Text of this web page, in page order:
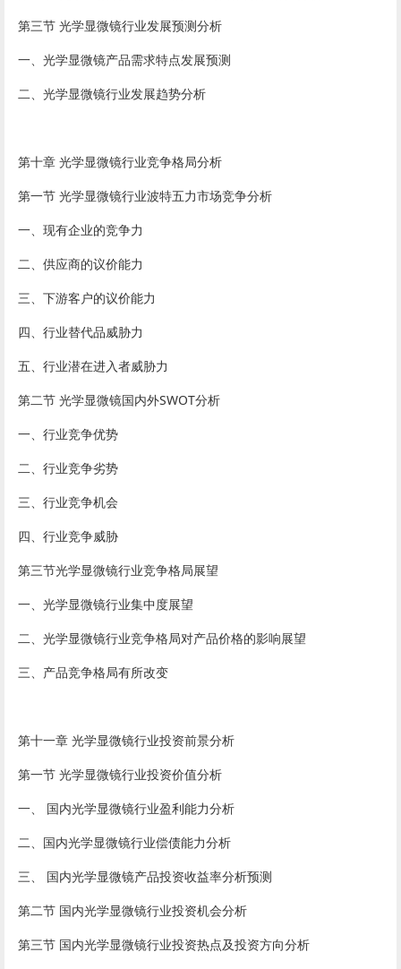
第三节 光学显微镜行业发展预测分析
一、光学显微镜产品需求特点发展预测
二、光学显微镜行业发展趋势分析
第十章 光学显微镜行业竞争格局分析
第一节 光学显微镜行业波特五力市场竞争分析
一、现有企业的竞争力
二、供应商的议价能力
三、下游客户的议价能力
四、行业替代品威胁力
五、行业潜在进入者威胁力
第二节 光学显微镜国内外SWOT分析
一、行业竞争优势
二、行业竞争劣势
三、行业竞争机会
四、行业竞争威胁
第三节光学显微镜行业竞争格局展望
一、光学显微镜行业集中度展望
二、光学显微镜行业竞争格局对产品价格的影响展望
三、产品竞争格局有所改变
第十一章 光学显微镜行业投资前景分析
第一节 光学显微镜行业投资价值分析
一、 国内光学显微镜行业盈利能力分析
二、国内光学显微镜行业偿债能力分析
三、 国内光学显微镜产品投资收益率分析预测
第二节 国内光学显微镜行业投资机会分析
第三节 国内光学显微镜行业投资热点及投资方向分析